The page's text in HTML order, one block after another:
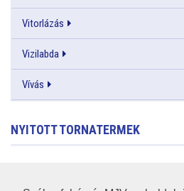
Vitorlázás
Vizilabda
Vívás
NYITOTT TORNATERMEK